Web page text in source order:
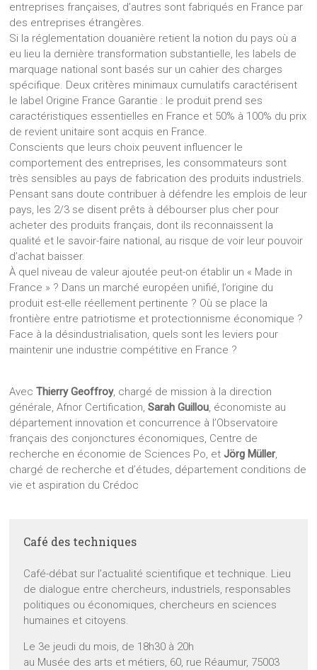
entreprises françaises, d’autres sont fabriqués en France par
des entreprises étrangères.
Si la réglementation douanière retient la notion du pays où a
eu lieu la dernière transformation substantielle, les labels de
marquage national sont basés sur un cahier des charges
spécifique. Deux critères minimaux cumulatifs caractérisent
le label Origine France Garantie : le produit prend ses
caractéristiques essentielles en France et 50% à 100% du prix
de revient unitaire sont acquis en France.
Conscients que leurs choix peuvent influencer le
comportement des entreprises, les consommateurs sont
très sensibles au pays de fabrication des produits industriels.
Pensant sans doute contribuer à défendre les emplois de leur
pays, les 2/3 se disent prêts à débourser plus cher pour
acheter des produits français, dont ils reconnaissent la
qualité et le savoir-faire national, au risque de voir leur pouvoir
d’achat baisser.
À quel niveau de valeur ajoutée peut-on établir un « Made in
France » ? Dans un marché européen unifié, l’origine du
produit est-elle réellement pertinente ? Où se place la
frontière entre patriotisme et protectionnisme économique ?
Face à la désindustrialisation, quels sont les leviers pour
maintenir une industrie compétitive en France ?
AvecThierry Geoffroy, chargé de mission à la direction
générale, Afnor Certification,Sarah Guillou, économiste au
département innovation et concurrence à l’Observatoire
français des conjonctures économiques, Centre de
recherche en économie de Sciences Po, etJörg Müller,
chargé de recherche et d’études, département conditions de
vie et aspiration du Crédoc
Café des techniques
Café-débat sur l’actualité scientifique et technique. Lieu
de dialogue entre chercheurs, industriels, responsables
politiques ou économiques, chercheurs en sciences
humaines et citoyens.
Le 3e jeudi du mois, de 18h30 à 20h
au Musée des arts et métiers, 60, rue Réaumur, 75003